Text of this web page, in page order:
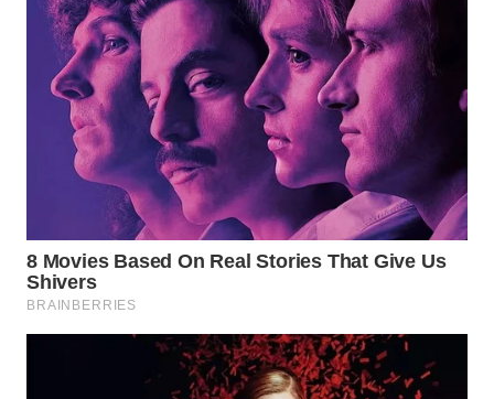
WN
TAPANULI
SELATAN
WN
TANJUNG
WN
KARO
WN